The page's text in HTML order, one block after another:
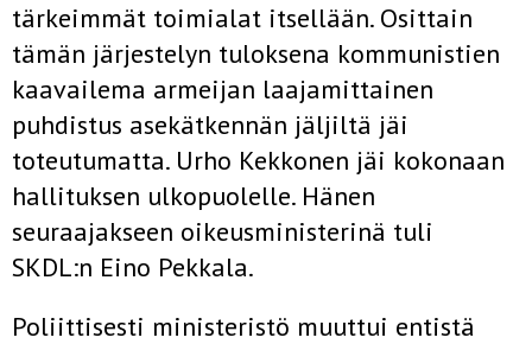
tärkeimmät toimialat itsellään. Osittain
tämän järjestelyn tuloksena kommunistien
kaavailema armeijan laajamittainen
puhdistus asekätkennän jäljiltä jäi
toteutumatta. Urho Kekkonen jäi kokonaan
hallituksen ulkopuolelle. Hänen
seuraajakseen oikeusministerinä tuli
SKDL:n Eino Pekkala.
Poliittisesti ministeristö muuttui entistä